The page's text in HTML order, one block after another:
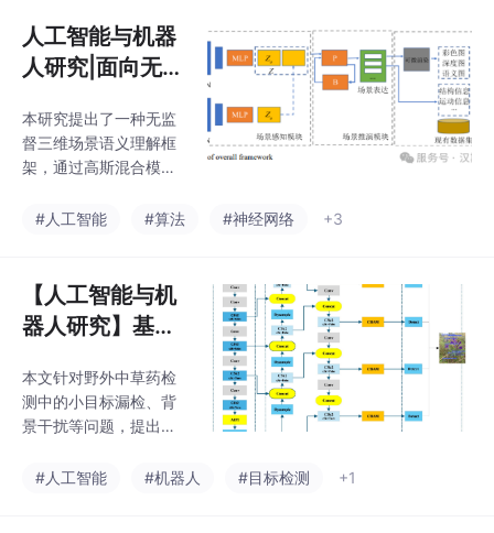
计，通过多模型协作机
制解决长文本处理问
题，并优化提示词提升
统方法，该系统在语义
理解准确率和可扩展性
方面表现突出，特别适
审核。未来将探索自适
成果为智能内容纠错提
供了可行框架。
人工智能与机器
人研究|面向无标
景语义理解方法
研究
本研究提出了一种无监
督三维场景语义理解框
架，通过高斯混合模型
为中心的场景表达。该
组，并设计几何、光度
和物理三类自监督约束
进行优化。在ScanNet
明，其重建质量和语义
理解能力优于基线方
法，验证了无标签学习
至动态场景、轻量化设
#人工智能 #算法 #神经网络 +3
【人工智能与机
器人研究】基于
野外中草药目标
检测
本文针对野外中草药检
测中的小目标漏检、背
景干扰等问题，提出基
型。通过将SPPF替换为
#人工智能 #机器人 #目标检测 +1